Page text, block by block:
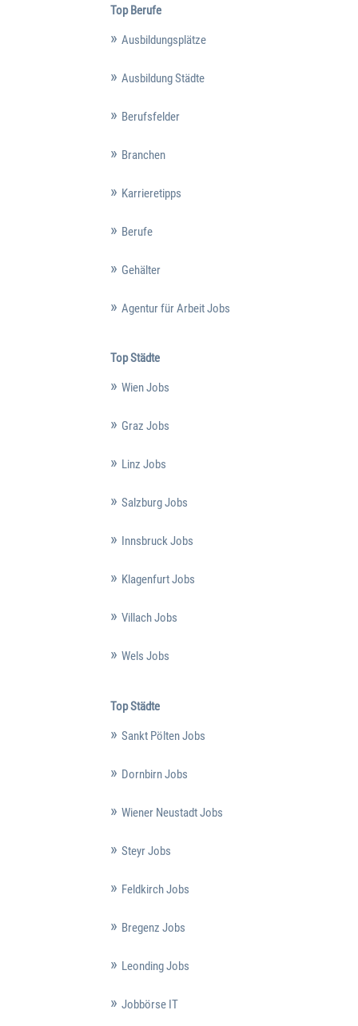
Top Berufe
Ausbildungsplätze
Ausbildung Städte
Berufsfelder
Branchen
Karrieretipps
Berufe
Gehälter
Agentur für Arbeit Jobs
Top Städte
Wien Jobs
Graz Jobs
Linz Jobs
Salzburg Jobs
Innsbruck Jobs
Klagenfurt Jobs
Villach Jobs
Wels Jobs
Top Städte
Sankt Pölten Jobs
Dornbirn Jobs
Wiener Neustadt Jobs
Steyr Jobs
Feldkirch Jobs
Bregenz Jobs
Leonding Jobs
Jobbörse IT